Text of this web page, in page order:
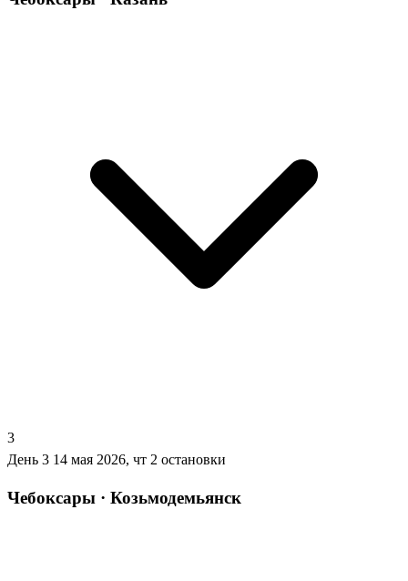
3
День 3 14 мая 2026, чт 2 остановки
Чебоксары · Козьмодемьянск